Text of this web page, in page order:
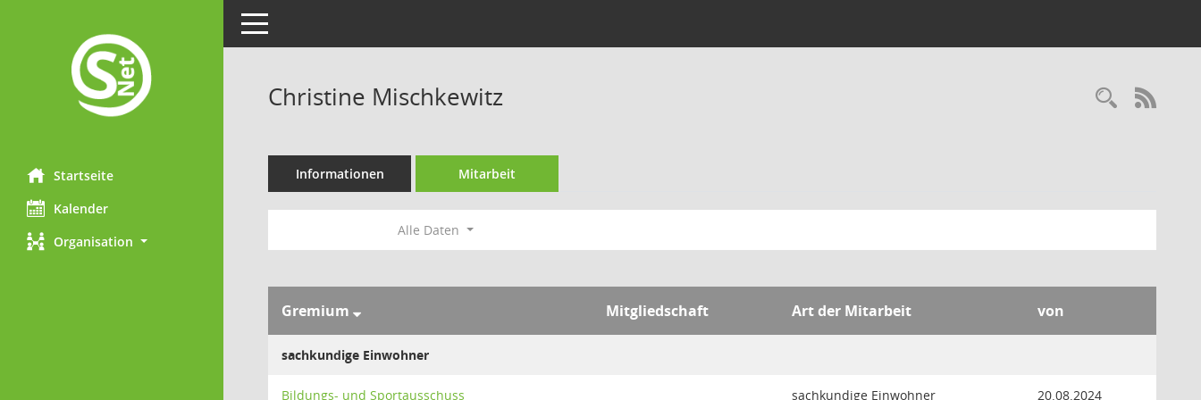
Startseite
Kalender
Organisation
Toggle navigation
Christine Mischkewitz
Informationen Mitarbeit
Alle Daten
Gremium Mitgliedschaft Art der Mitarbeit von
sachkundige Einwohner
Bildungs- und Sportausschuss sachkundige Einwohner 20.08.2024